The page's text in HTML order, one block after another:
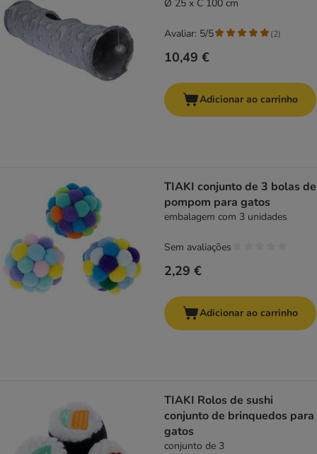
Ø 25 x C 100 cm
10,49 €
Avaliar: 5/5 (2)
Adicionar ao carrinho
TIAKI conjunto de 3 bolas de
pompom para gatos
embalagem com 3 unidades
2,29 €
Sem avaliações
Adicionar ao carrinho
TIAKI Rolos de sushi
conjunto de brinquedos para
gatos
conjunto de 3